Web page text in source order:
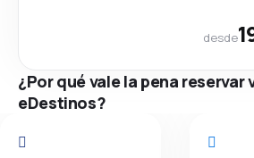
desde
¿Por qué vale la pena reservar
eDestinos?